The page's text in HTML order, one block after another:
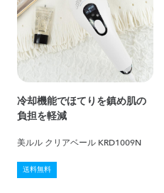
冷却機能でほてりを鎮め肌の
負担を軽減
美ルル クリアベール KRD1009N
送料無料